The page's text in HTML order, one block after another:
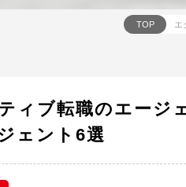
TOP
ィブ転職のエージ
ェント6選